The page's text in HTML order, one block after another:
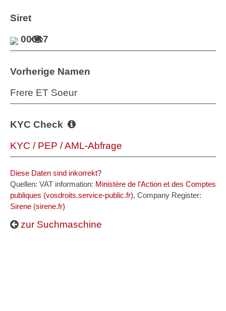
Siret
00017
Vorherige Namen
Frere ET Soeur
KYC Check
KYC / PEP / AML-Abfrage
Diese Daten sind inkorrekt?
Quellen: VAT information: Ministère de l’Action et des Comptes
publiques (vosdroits.service-public.fr), Company Register:
Sirene (sirene.fr)
zur Suchmaschine